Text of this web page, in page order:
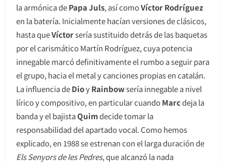
la armónica dePapa Juls, así comoVíctor Rodríguez
en la batería. Inicialmente hacían versiones de clásicos,
hasta queVíctorsería sustituido detrás de las baquetas
por el carismático Martín Rodríguez, cuya potencia
innegable marcó definitivamente el rumbo a seguir para
el grupo, hacia el metal y canciones propias en catalán.
La influencia deDioyRainbowsería innegable a nivel
lírico y compositivo, en particular cuandoMarcdeja la
banda y el bajistaQuimdecide tomar la
responsabilidad del apartado vocal. Como hemos
explicado, en 1988 se estrenan con el larga duración de
Els Senyors de les Pedres, que alcanzó la nada